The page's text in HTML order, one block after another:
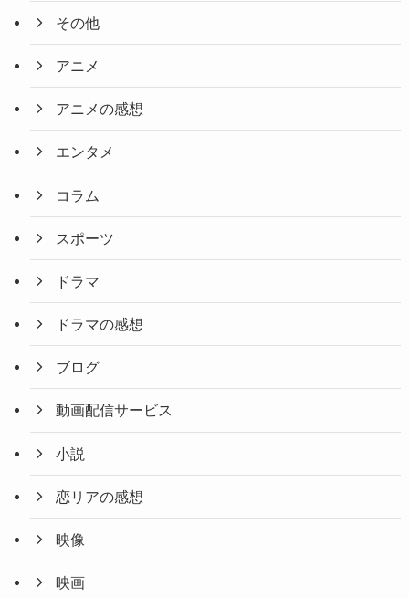
その他
アニメ
アニメの感想
エンタメ
コラム
スポーツ
ドラマ
ドラマの感想
ブログ
動画配信サービス
小説
恋リアの感想
映像
映画